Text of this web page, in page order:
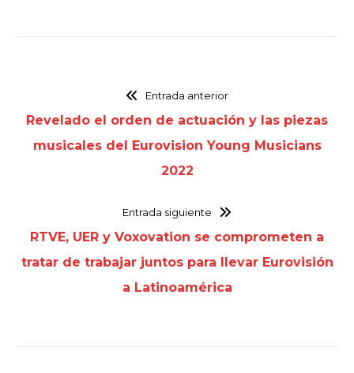
Entrada anterior
Revelado el orden de actuación y las piezas
musicales del Eurovision Young Musicians
2022
Entrada siguiente
RTVE, UER y Voxovation se comprometen a
tratar de trabajar juntos para llevar Eurovisión
a Latinoamérica